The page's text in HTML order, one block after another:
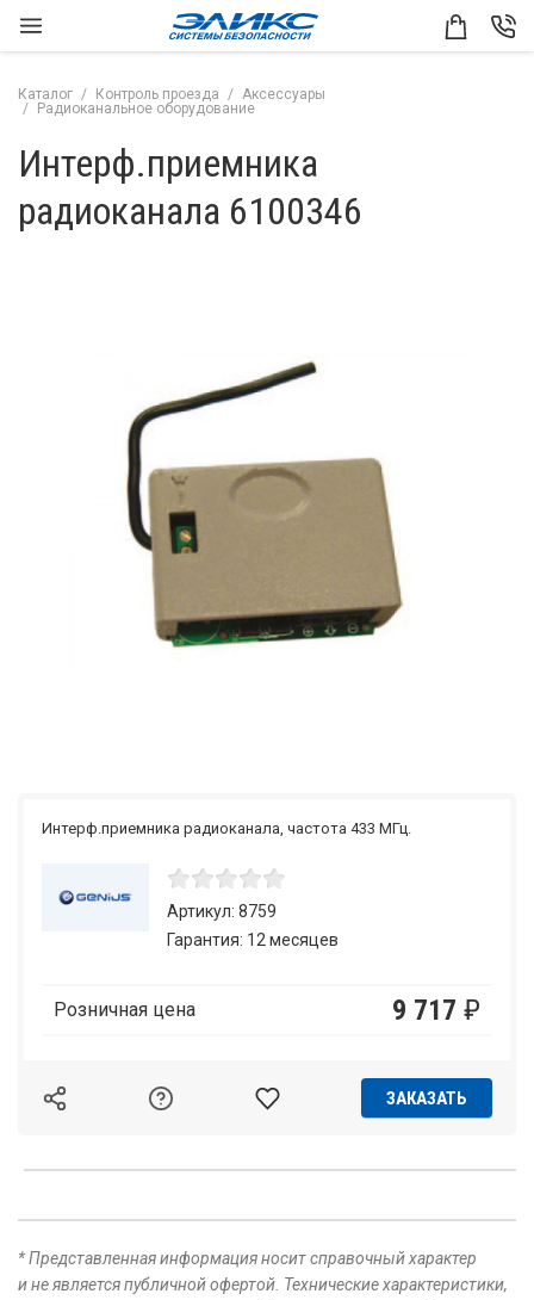
Каталог Контроль проезда
Аксессуары
Радиоканальное оборудование
Интерф.приемника
радиоканала 6100346
Интерф.приемника радиоканала, частота 433 МГц.
Артикул: 8759
Гарантия: 12 месяцев
Розничная цена 9 717 ₽
ЗАКАЗАТЬ
* Представленная информация носит справочный характер
и не является публичной офертой. Технические характеристики,